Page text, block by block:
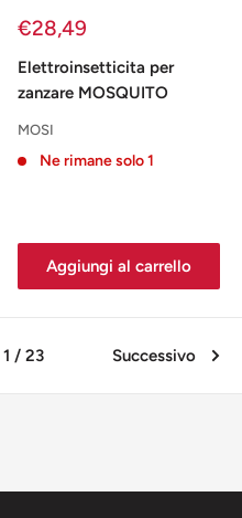
Prezzo
€28,49
Elettroinsetticita per
zanzare MOSQUITO
MOSI
Ne rimane solo 1
Aggiungi al carrello
/ 23 Successivo